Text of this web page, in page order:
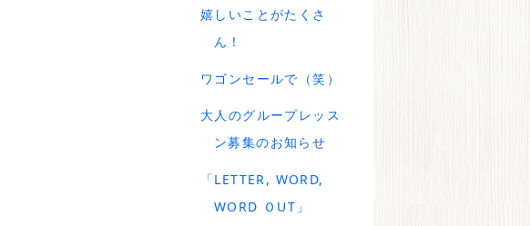
嬉しいことがたくさ
ん！
ワゴンセールで（笑）
大人のグループレッス
ン募集のお知らせ
「LETTER, WORD,
WORD ＯUT」